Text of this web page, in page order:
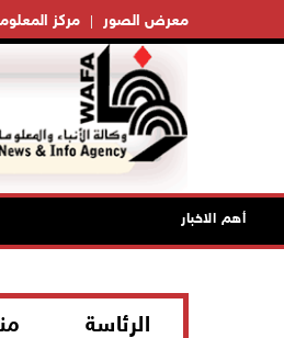
مركز معرض الصور
أهم الاخبار
الرئاسة